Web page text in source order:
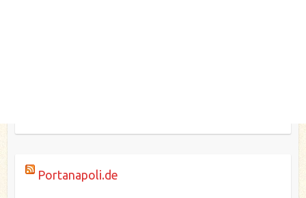
Portanapoli.de